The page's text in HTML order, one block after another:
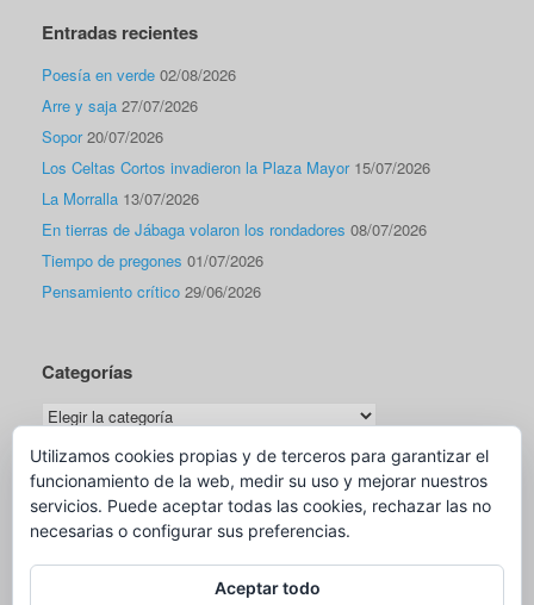
Entradas recientes
Poesía en verde 02/08/2026
Arre y saja 27/07/2026
Sopor 20/07/2026
Los Celtas Cortos invadieron la Plaza Mayor 15/07/2026
La Morralla 13/07/2026
En tierras de Jábaga volaron los rondadores 08/07/2026
Tiempo de pregones 01/07/2026
Pensamiento crítico 29/06/2026
Categorías
Categorías
Traductor
Utilizamos cookies propias y de terceros para garantizar el
funcionamiento de la web, medir su uso y mejorar nuestros
servicios. Puede aceptar todas las cookies, rechazar las no
necesarias o configurar sus preferencias.
Aceptar todo